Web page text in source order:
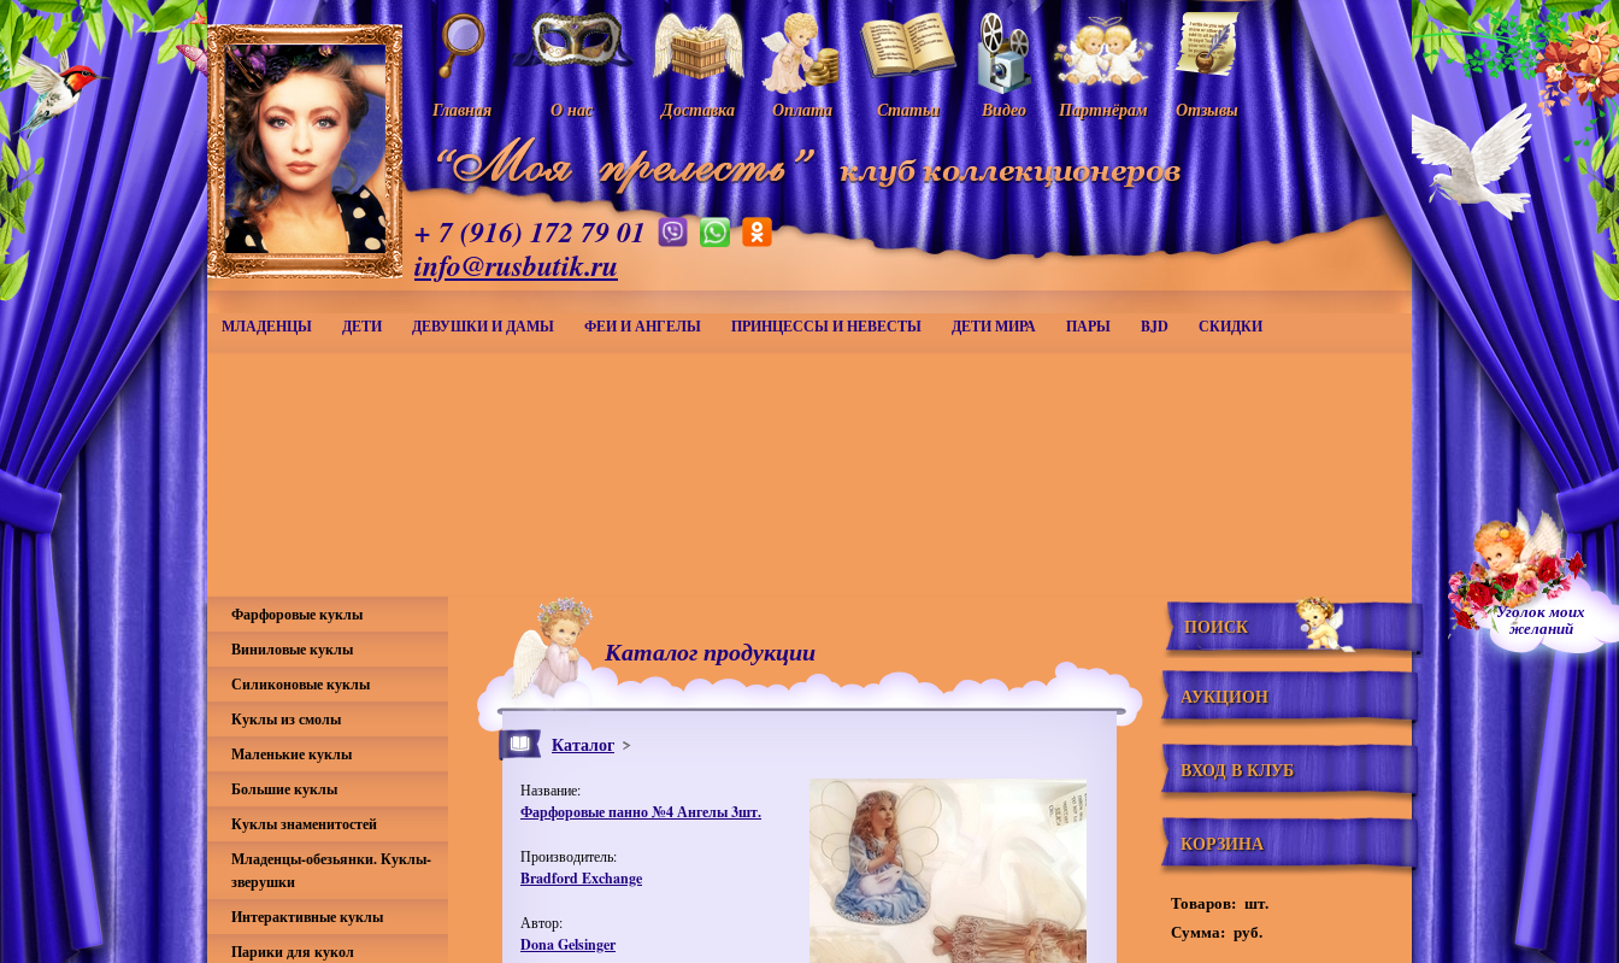
Главная О нас Доставка Оплата Статьи Видео Партнёрам Отзывы
+ 7 (916) 172 79 01
info@rusbutik.ru
МЛАДЕНЦЫ ДЕТИ ДЕВУШКИ И ДАМЫ ФЕИ И АНГЕЛЫ ПРИНЦЕССЫ И НЕВЕСТЫ ДЕТИ МИРА ПАРЫ BJD СКИДКИ
Уголок моих
желаний
Каталог продукции
Каталог
Название:
Фарфоровые панно №4 Ангелы 3шт.
Производитель:
Bradford Exchange
Автор:
Dona Gelsinger
Фарфоровые куклы
Виниловые куклы
Силиконовые куклы
Куклы из смолы
Маленькие куклы
Большие куклы
Куклы знаменитостей
Младенцы-обезьянки. Куклы-
зверушки
Интерактивные куклы
Парики для кукол
ПОИСК
АУКЦИОН
ВХОД В КЛУБ
КОРЗИНА
Товаров: шт.
Сумма: руб.